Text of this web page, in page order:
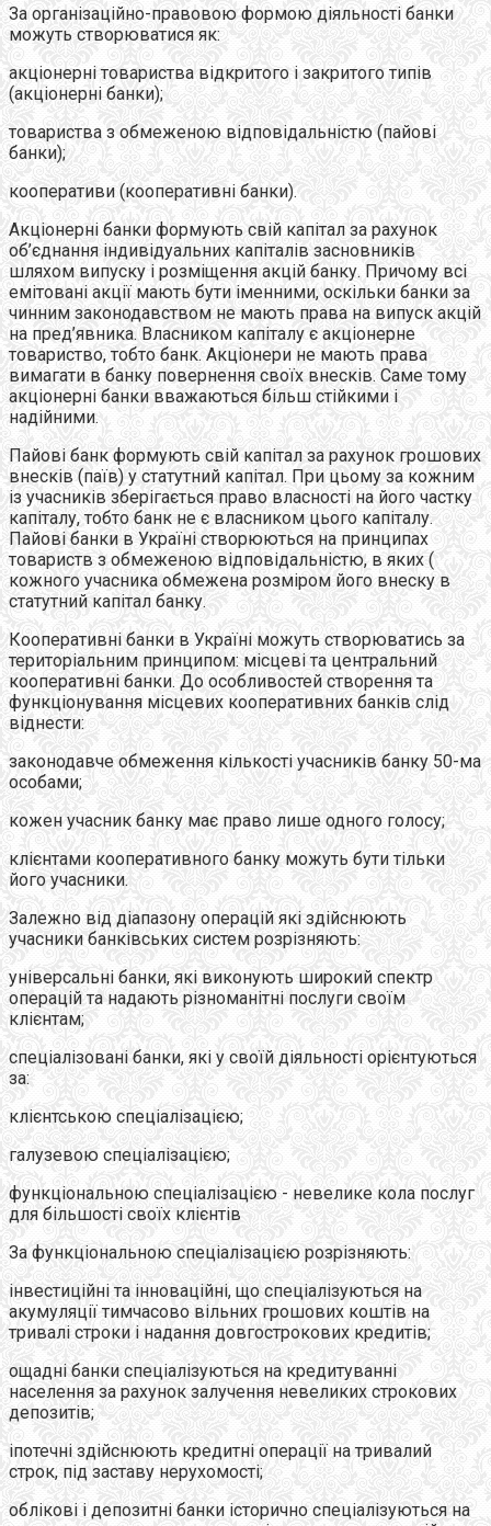
За організаційно-правовою формою діяльності банки
можуть створюватися як:
акцiонернi товариства вiдкритого i закритого типiв
(акцiонернi банки);
товариства з обмеженою вiдповiдальнiстю (пайові
банки);
кооперативи (кооперативнi банки).
Акцiонернi банки формують свiй капiтал за рахунок
об’єднання iндивiдуальних капіталів засновникiв
шляхом випуску i розміщення акцiй банку. Причому всi
емітовані акцiї мають бути іменними, оскiльки банки за
чинним законодавством не мають права на випуск акцiй
на пред’явника. Власником капiталу є акціонерне
товариство, тобто банк. Акцiонери не мають права
вимагати в банку повернення своїх внесків. Саме тому
акцiонернi банки вважаються бiльш стiйкими i
надiйними.
Пайові банк формують свiй капiтал за рахунок грошових
внескiв (паїв) у статутний капiтал. При цьому за кожним
iз учасників зберiгається право власностi на його частку
капiталу, тобто банк не є власником цього капiталу.
Пайові банки в Україні створюються на принципах
товариств з обмеженою вiдповiдальнiстю, в яких (
кожного учасника обмежена розмiром його внеску в
статутний капiтал банку.
Кооперативні банки в Українi можуть створюватись за
територiальним принципом: мiсцевi та центральний
кооперативнi банки. До особливостей створення та
функцiонування мiсцевих кооперативних банкiв слiд
вiднести:
законодавче обмеження кiлькостi учасникiв банку 50-ма
особами;
кожен учасник банку має право лише одного голосу;
клiєнтами кооперативного банку можуть бути тільки
його учасники.
Залежно від діапазону операцій які здійснюють
учасники банківських систем розрізняють:
універсальні банки, які виконують широкий спектр
операцій та надають різноманітні послуги своїм
клієнтам;
спеціалізовані банки, які у своїй діяльності орієнтуються
за:
клієнтською спеціалізацією;
галузевою спеціалізацією;
функціональною спеціалізацією - невелике кола послуг
для більшості своїх клієнтів
За функціональною спеціалізацією розрізняють:
інвестиційні та інноваційні, що спеціалізуються на
акумуляції тимчасово вільних грошових коштів на
тривалі строки і надання довгострокових кредитів;
ощадні банки спеціалізуються на кредитуванні
населення за рахунок залучення невеликих строкових
депозитів;
іпотечні здійснюють кредитні операції на тривалий
строк, під заставу нерухомості;
облікові і депозитні банки історично спеціалізуються на